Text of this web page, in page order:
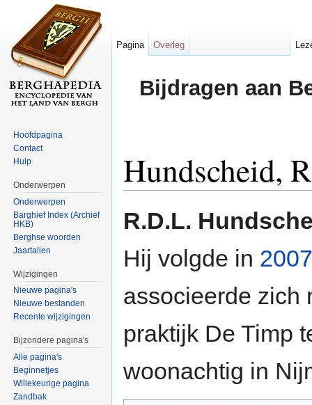
Bijdragen aan
Hundscheid,
R.D.L.
Hij volgde in 2007
associeerde zich
praktijk De Timp
woonachtig in
Pagina Overleg
Hoofdpagina
Contact
Hulp
Onderwerpen
Onderwerpen
Barghief Index (Archief
HKB)
Berghse woorden
Jaartallen
Wijzigingen
Nieuwe pagina's
Nieuwe bestanden
Recente wijzigingen
Bijzondere pagina's
Alle pagina's
Beginnetjes
Willekeurige pagina
Zandbak